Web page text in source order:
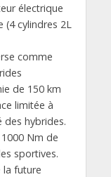
électrique
cylindres 2L
comme
de 150 km
limitée à
des hybrides.
Nm de
sportives.
la future